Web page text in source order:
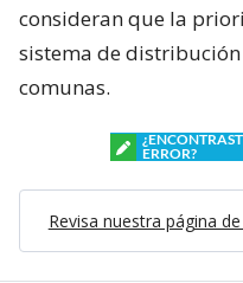
consideran que la
sistema de
comunas.
ERROR?
Revisa nuestra página